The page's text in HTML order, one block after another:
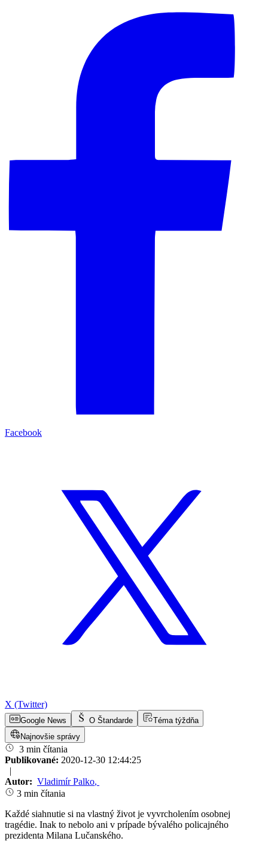
Facebook
X (Twitter)
Google News O Štandarde
Téma týždňa
Najnovšie správy
3 min čítania
Publikované: 2020-12-30 12:44:25
|
Autor: Vladimír Palko,
3 min čítania
Každé siahnutie si na vlastný život je vyvrcholením osobnej
tragédie. Inak to nebolo ani v prípade bývalého policajného
prezidenta Milana Lučanského.